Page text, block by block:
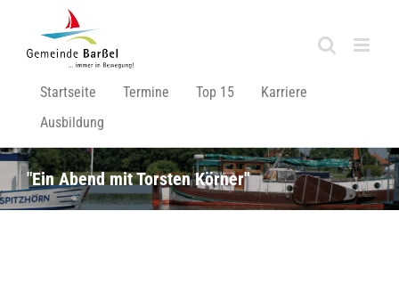
springen
Startseite Termine Top 15
Karriere
Ausbildung
"Ein Abend mit Torsten Körner"